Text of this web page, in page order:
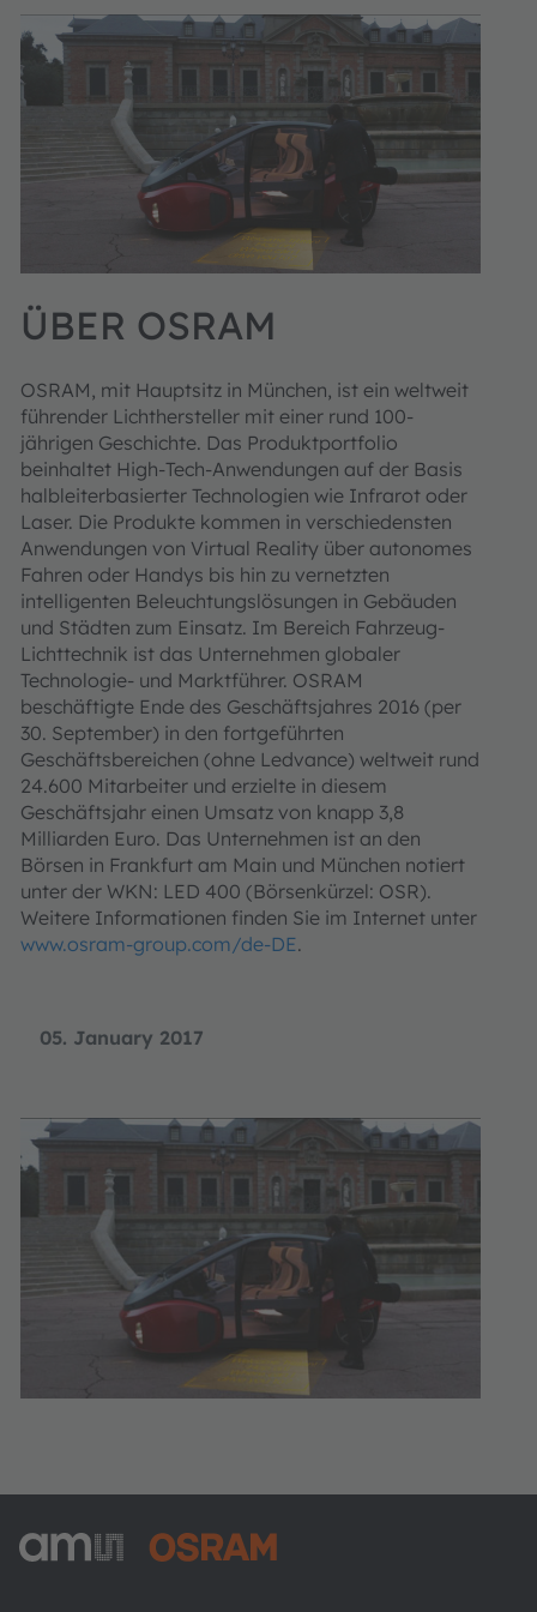
05. January 2017
ÜBER OSRAM
OSRAM, mit Hauptsitz in München, ist ein weltweit
führender Lichthersteller mit einer rund 100-
jährigen Geschichte. Das Produktportfolio
beinhaltet High-Tech-Anwendungen auf der Basis
halbleiterbasierter Technologien wie Infrarot oder
Laser. Die Produkte kommen in verschiedensten
Anwendungen von Virtual Reality über autonomes
Fahren oder Handys bis hin zu vernetzten
intelligenten Beleuchtungslösungen in Gebäuden
und Städten zum Einsatz. Im Bereich Fahrzeug-
Lichttechnik ist das Unternehmen globaler
Technologie- und Marktführer. OSRAM
beschäftigte Ende des Geschäftsjahres 2016 (per
30. September) in den fortgeführten
Geschäftsbereichen (ohne Ledvance) weltweit rund
24.600 Mitarbeiter und erzielte in diesem
Geschäftsjahr einen Umsatz von knapp 3,8
Milliarden Euro. Das Unternehmen ist an den
Börsen in Frankfurt am Main und München notiert
unter der WKN: LED 400 (Börsenkürzel: OSR).
Weitere Informationen finden Sie im Internet unter
www.osram-group.com/de-DE.